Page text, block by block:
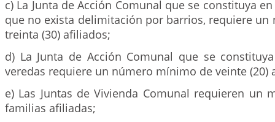
c) La Junta de Acción Comunal que se constituya
que no exista delimitación por barrios, requiere
treinta (30) afiliados;
d) La Junta de Acción Comunal que se
veredas requiere un número mínimo de veinte (20)
e) Las Juntas de Vivienda Comunal requieren un
familias afiliadas;